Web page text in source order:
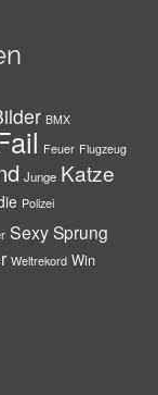
BMX
Feuer Flugzeug
Junge Katze
Polizei
SexySprung
Weltrekord Win